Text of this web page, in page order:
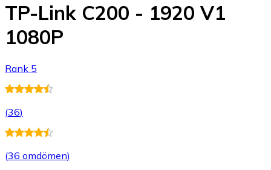
TP-Link C200 - 1920 V1
1080P
Rank 5
(36)
(36 omdömen)